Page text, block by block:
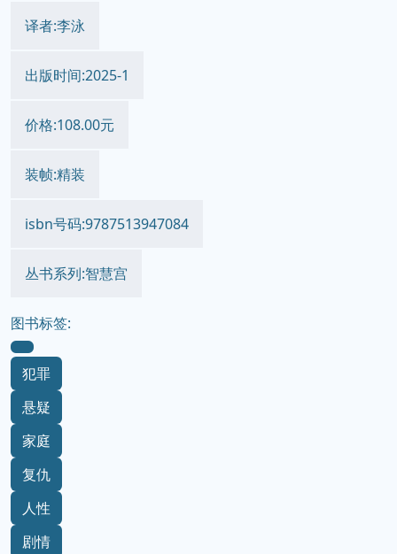
译者:李泳
出版时间:2025-1
价格:108.00元
装帧:精装
isbn号码:9787513947084
丛书系列:智慧宫
图书标签:
犯罪
悬疑
家庭
复仇
人性
剧情